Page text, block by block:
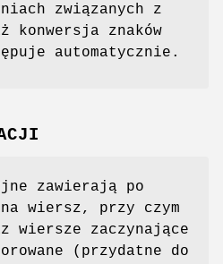
związanych z
konwersja znaków
automatycznie.
zawierają po
wiersz, przy czym
wiersze zaczynające
(przydatne do